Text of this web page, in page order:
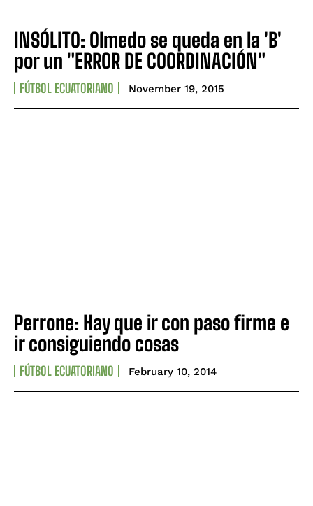
INSÓLITO: Olmedo se queda en la 'B'
por un "ERROR DE COORDINACIÓN"
FÚTBOL ECUATORIANO November 19, 2015
Perrone: Hay que ir con paso firme e
ir consiguiendo cosas
FÚTBOL ECUATORIANO February 10, 2014